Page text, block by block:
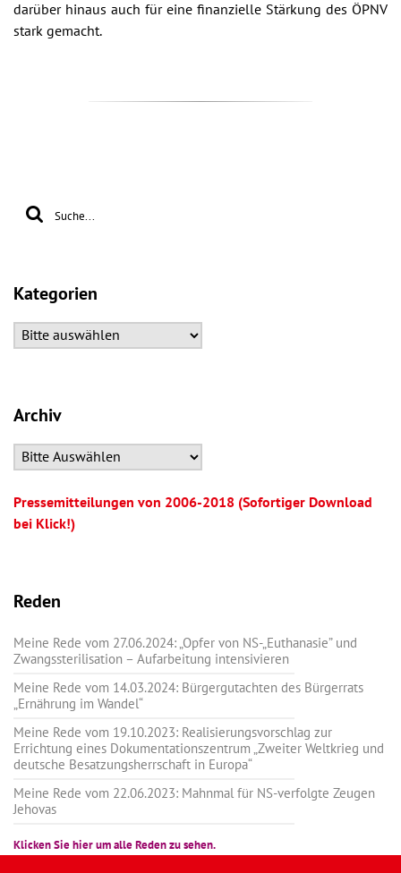
darüber hinaus auch für eine finanzielle Stärkung des ÖPNV
stark gemacht.
Kategorien
Archiv
Pressemitteilungen von 2006-2018 (Sofortiger Download
bei Klick!)
Reden
Meine Rede vom 27.06.2024: „Opfer von NS-„Euthanasie” und
Zwangssterilisation – Aufarbeitung intensivieren
Meine Rede vom 14.03.2024: Bürgergutachten des Bürgerrats
„Ernährung im Wandel“
Meine Rede vom 19.10.2023: Realisierungsvorschlag zur
Errichtung eines Dokumentationszentrum „Zweiter Weltkrieg und
deutsche Besatzungsherrschaft in Europa“
Meine Rede vom 22.06.2023: Mahnmal für NS-verfolgte Zeugen
Jehovas
Klicken Sie hier um alle Reden zu sehen.